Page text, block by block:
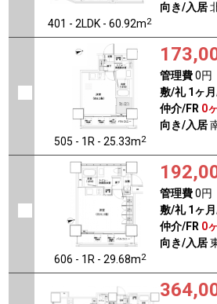
401 - 2LDK - 60.92m2
向き/入居
505 - 1R - 25.33m2
管理費0円
敷/礼 1ヶ月
仲介/FR 0
向き/入居
606 - 1R - 29.68m2
管理費0円
敷/礼 1ヶ月
仲介/FR 0
向き/入居